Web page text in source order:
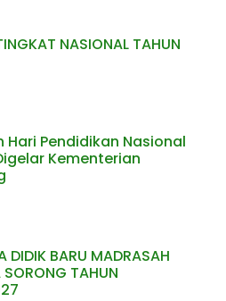
NASIONAL TAHUN
Pendidikan Nasional
Kementerian
DIDIK BARU MADRASAH
SORONG TAHUN